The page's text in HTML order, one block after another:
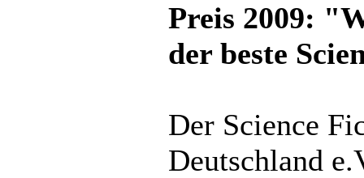
Preis 2009:
der beste
Der Science
Deutschland